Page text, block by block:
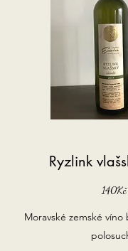
Ryzlink
140Kč
Moravské zemské